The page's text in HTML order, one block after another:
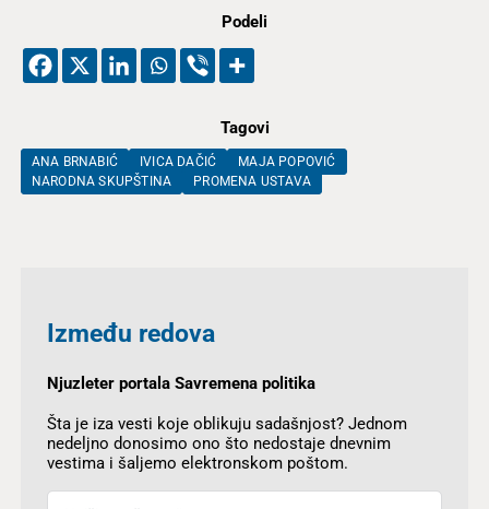
Podeli
Tagovi
ANA BRNABIĆ IVICA DAČIĆ
MAJA POPOVIĆ
NARODNA SKUPŠTINA
PROMENA USTAVA
Između redova
Njuzleter portala Savremena politika
Šta je iza vesti koje oblikuju sadašnjost? Jednom
nedeljno donosimo ono što nedostaje dnevnim
vestima i šaljemo elektronskom poštom.